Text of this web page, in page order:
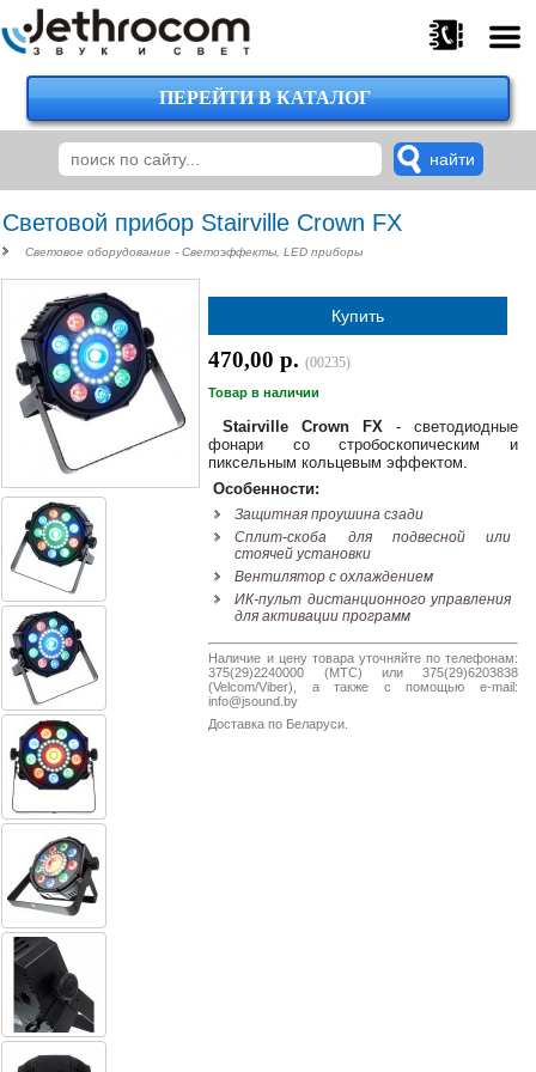
375
224-
00-
620-
38-
38
8
0162
ПЕРЕЙТИ В КАТАЛОГ
Световой прибор Stairville Crown FX
Световое оборудование - Светоэффекты, LED приборы
Купить
470,00 р.(00235)
Товар в наличии
Stairville Crown FX- светодиодные
фонари со стробоскопическим и
пиксельным кольцевым эффектом.
Особенности:
Защитная проушина сзади
Сплит-скоба для подвесной или
стоячей установки
Вентилятор с охлаждением
ИК-пульт дистанционного управления
для активации программ
Наличие и цену товара уточняйте по телефонам:
375(29)2240000 (МТС) или 375(29)6203838
(Velcom/Viber), а также с помощью e-mail:
info@jsound.by
Доставка по Беларуси.